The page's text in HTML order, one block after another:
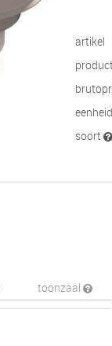
artikel
eenheid
soort
toonzaal